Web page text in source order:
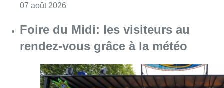
07 août 2026
Foire du Midi: les visiteurs au
rendez-vous grâce à la météo